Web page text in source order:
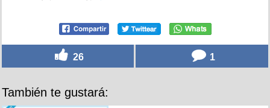
26 1
También te gustará: